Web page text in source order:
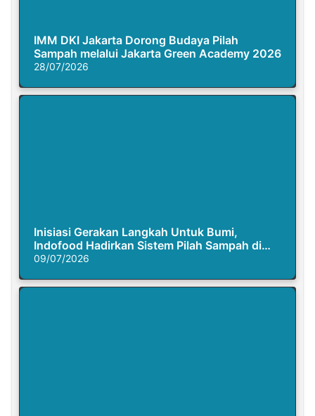
IMM DKI Jakarta Dorong Budaya Pilah
Sampah melalui Jakarta Green Academy 2026
28/07/2026
Inisiasi Gerakan Langkah Untuk Bumi,
Indofood Hadirkan Sistem Pilah Sampah di
Semasa Piknik
09/07/2026